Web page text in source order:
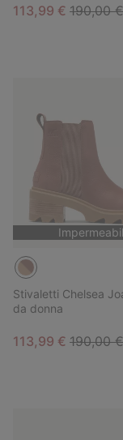
Sale price:
113,99 € Regular
190,00 €
Stivaletti Chelsea
da donna
Sale price:
113,99 € Regular
190,00 €